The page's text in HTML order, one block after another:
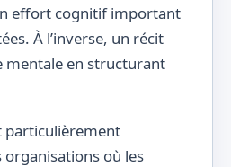
effort cognitif important
À l’inverse, un récit
mentale en structurant
particulièrement
où les